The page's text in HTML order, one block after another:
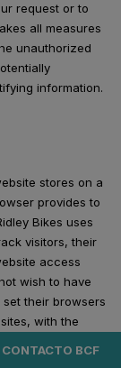
request or to
all measures
unauthorized
information.
stores on a
provides to
Bikes uses
visitors, their
access
wish to have
their browsers
with the
may not
CONTACTO BCF